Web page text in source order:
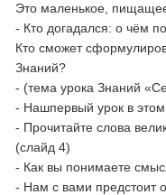
Это маленькое,
- Кто догадался: о чём
Кто сможет
Знаний?
- (тема урока Знаний
- Нашпервый урок в
- Прочитайте слова
(слайд 4)
- Как вы понимаете
- Нам с вами предстоит